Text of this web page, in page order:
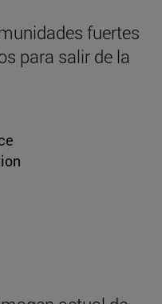
fuertes
para salir de la